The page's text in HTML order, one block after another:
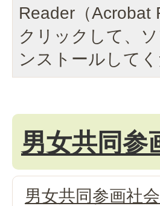
Reader（Acrobat
クリックして、
ンストールしてく
男女共同参
男女共同参画社